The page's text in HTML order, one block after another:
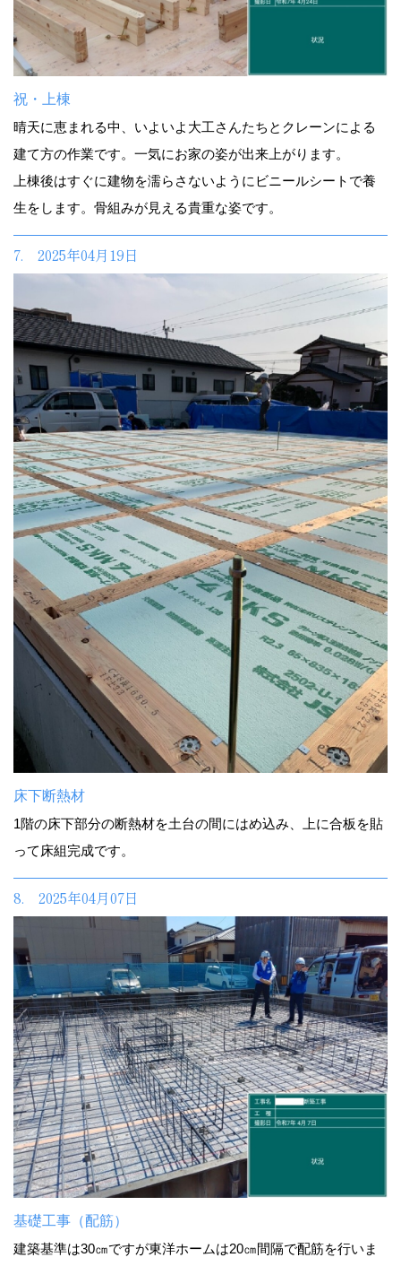
祝・上棟
晴天に恵まれる中、いよいよ大工さんたちとクレーンによる
建て方の作業です。一気にお家の姿が出来上がります。
上棟後はすぐに建物を濡らさないようにビニールシートで養
生をします。骨組みが見える貴重な姿です。
7. 2025年04月19日
床下断熱材
1階の床下部分の断熱材を土台の間にはめ込み、上に合板を貼
って床組完成です。
8. 2025年04月07日
基礎工事（配筋）
建築基準は30㎝ですが東洋ホームは20㎝間隔で配筋を行いま